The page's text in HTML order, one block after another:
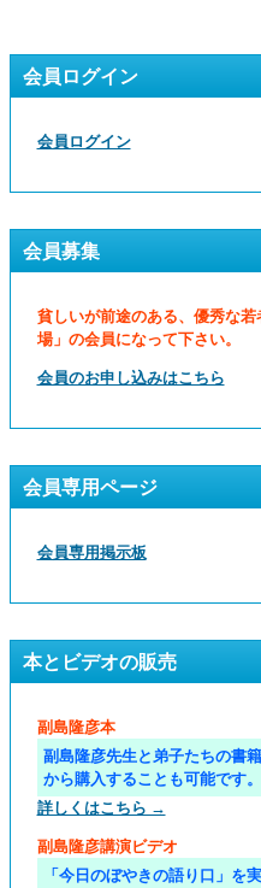
会員ログイン
会員ログイン
会員募集
貧しいが前途のある、優秀な
場」の会員になって下さい。
会員のお申し込みはこちら
会員専用ページ
会員専用掲示板
本とビデオの販売
副島隆彦本
副島隆彦先生と弟子たちの書
から購入することも可能です。
詳しくはこちら →
副島隆彦講演ビデオ
「今日のぼやきの語り口」を